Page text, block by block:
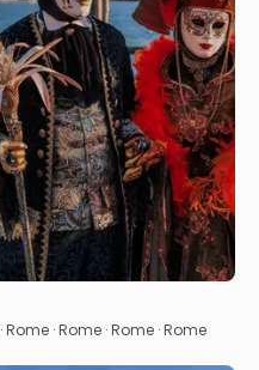
Rome · Rome · Rome · Rome